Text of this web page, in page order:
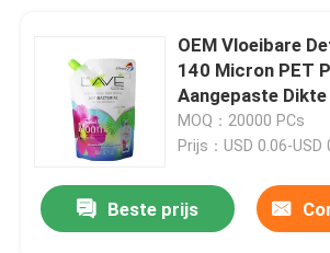
OEM Vloeibare
140 Micron PET
Aangepaste Dikte
MOQ：20000 PCs
Prijs：USD 0.06-USD
Beste prijs